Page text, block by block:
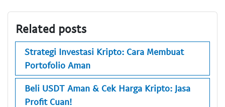
Related posts
Strategi Investasi Kripto: Cara Membuat
Portofolio Aman
Beli USDT Aman & Cek Harga Kripto: Jasa
Profit Cuan!